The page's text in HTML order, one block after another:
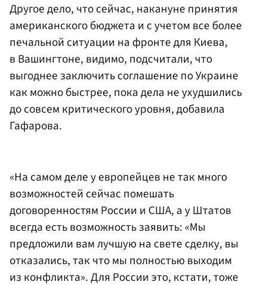
Другое дело, что сейчас, накануне принятия
американского бюджета и с учетом все более
печальной ситуации на фронте для Киева,
в Вашингтоне, видимо, подсчитали, что
выгоднее заключить соглашение по Украине
как можно быстрее, пока дела не ухудшились
до совсем критического уровня, добавила
Гафарова.
«На самом деле у европейцев не так много
возможностей сейчас помешать
договоренностям России и США, а у Штатов
всегда есть возможность заявить: «Мы
предложили вам лучшую на свете сделку, вы
отказались, так что мы полностью выходим
из конфликта». Для России это, кстати, тоже